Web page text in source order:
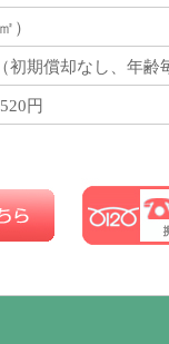
）
初期償却なし、年齢
円